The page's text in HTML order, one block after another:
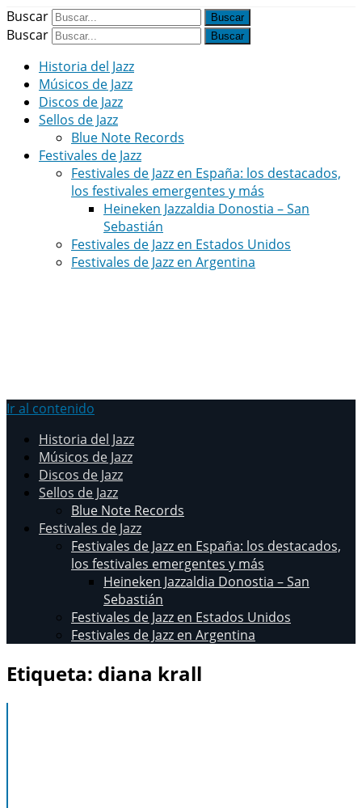
Buscar
Buscar
Historia del Jazz
Músicos de Jazz
Discos de Jazz
Sellos de Jazz
Blue Note Records
Festivales de Jazz
Festivales de Jazz en España: los destacados,
los festivales emergentes y más
Heineken Jazzaldia Donostia – San
Sebastián
Festivales de Jazz en Estados Unidos
Festivales de Jazz en Argentina
Ir al contenido
Historia del Jazz
Músicos de Jazz
Discos de Jazz
Sellos de Jazz
Blue Note Records
Festivales de Jazz
Festivales de Jazz en España: los destacados,
los festivales emergentes y más
Heineken Jazzaldia Donostia – San
Sebastián
Festivales de Jazz en Estados Unidos
Festivales de Jazz en Argentina
Etiqueta: diana krall